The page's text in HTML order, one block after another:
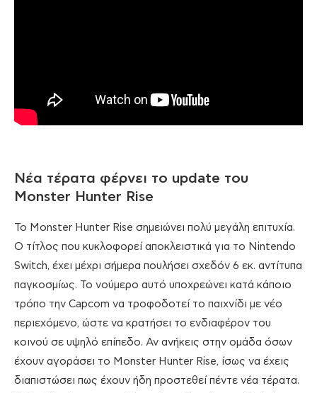
Νέα τέρατα φέρνει το update του
Monster Hunter Rise
Το Monster Hunter Rise σημειώνει πολύ μεγάλη επιτυχία.
Ο τίτλος που κυκλοφορεί αποκλειστικά για το Nintendo
Switch, έχει μέχρι σήμερα πουλήσει σχεδόν 6 εκ. αντίτυπα
παγκοσμίως. Το νούμερο αυτό υποχρεώνει κατά κάποιο
τρόπο την Capcom να τροφοδοτεί το παιχνίδι με νέο
περιεχόμενο, ώστε να κρατήσει το ενδιαφέρον του
κοινού σε υψηλό επίπεδο. Αν ανήκεις στην ομάδα όσων
έχουν αγοράσει το Monster Hunter Rise, ίσως να έχεις
διαπιστώσει πως έχουν ήδη προστεθεί πέντε νέα τέρατα.